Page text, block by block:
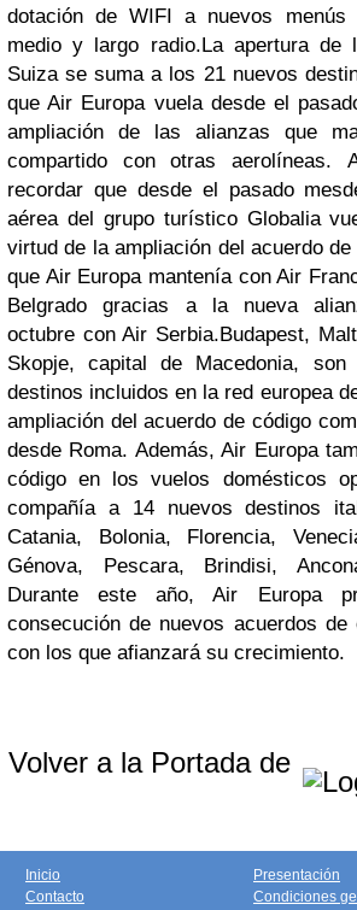
dotación de WIFI a nuevos
medio y largo radio.La apertura de
Suiza se suma a los 21 nuevos
que Air Europa vuela desde el
ampliación de las alianzas que
compartido con otras aerolíneas.
recordar que desde el pasado mes
aérea del grupo turístico Globalia
virtud de la ampliación del acuerdo
que Air Europa mantenía con Air
Belgrado gracias a la nueva
octubre con Air Serbia.Budapest,
Skopje, capital de Macedonia,
destinos incluidos en la red europea
ampliación del acuerdo de código
desde Roma. Además, Air Europa
código en los vuelos domésticos
compañía a 14 nuevos destinos
Catania, Bolonia, Florencia,
Génova, Pescara, Brindisi,
Durante este año, Air Europa
consecución de nuevos acuerdos de
con los que afianzará su crecimiento.
Volver a la Portada de
Inicio
Contacto
Presentación
Condiciones